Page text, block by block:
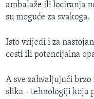
ambalaže ili lociranja
su moguće za svakoga.
Isto vrijedi i za
cesti ili potencijalna
A sve zahvaljujući
slika - tehnologiji koja